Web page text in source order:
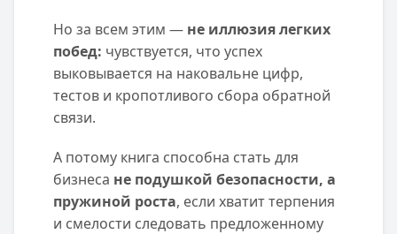
Но за всем этим — не иллюзия легких
побед: чувствуется, что успех
выковывается на наковальне цифр,
тестов и кропотливого сбора обратной
связи.
А потому книга способна стать для
бизнеса не подушкой безопасности, а
пружиной роста, если хватит терпения
и смелости следовать предложенному